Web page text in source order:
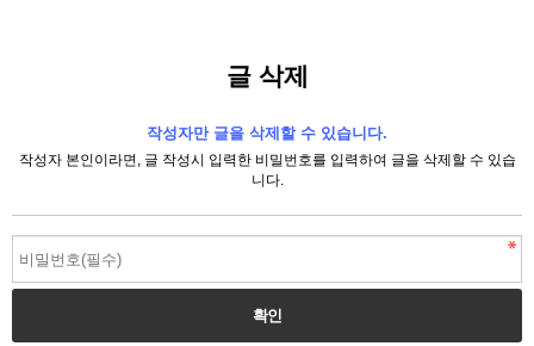
글 삭제
작성자만 글을 삭제할 수 있습니다.
작성자 본인이라면, 글 작성시 입력한 비밀번호를 입력하여 글을 삭제할 수 있습
니다.